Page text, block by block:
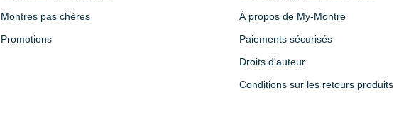
Montres pas chères
Promotions
À propos de My-Montre
Paiements sécurisés
Droits d'auteur
Conditions sur les retours produits